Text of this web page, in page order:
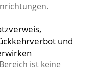
und
ist keine